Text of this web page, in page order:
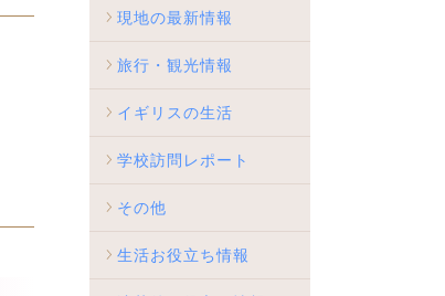
現地の最新情報
旅行・観光情報
イギリスの生活
学校訪問レポート
その他
生活お役立ち情報